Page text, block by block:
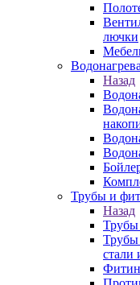
лючки
Назад
Трубы и
Назад
Трубы
стали